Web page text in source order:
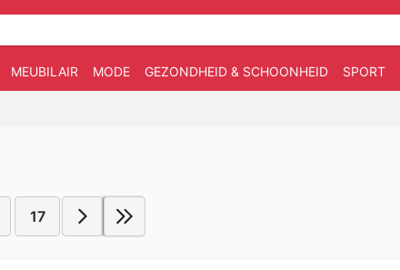
MEUBILAIR MODE GEZONDHEID & SCHOONHEID SPORT
17